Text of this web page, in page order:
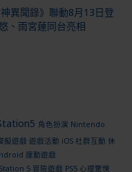
異聞錄》聯動8月13日登
、雨宮蓮同台亮相
角色扮演 Nintendo
擬遊戲 遊戲活動 iOS 社群互動 休
運動遊戲
5 冒險遊戲 PS5 心理驚悚